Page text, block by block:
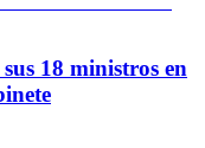
18 ministros en